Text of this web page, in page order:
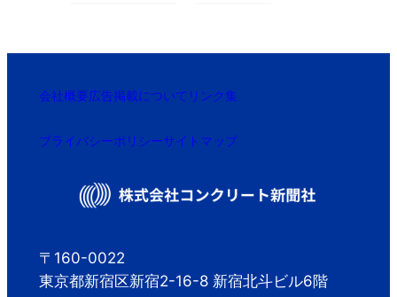
会社概要広告掲載について リンク集
プライバシーポリシーサイトマップ
〒160-0022
東京都新宿区新宿2-16-8 新宿北斗ビル6階